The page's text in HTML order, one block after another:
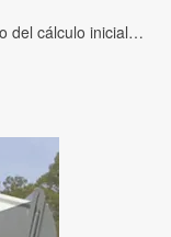
del cálculo inicial…